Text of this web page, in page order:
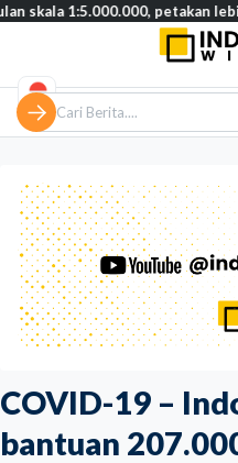
COVID-19 –
bantuan
petakan lebih dari